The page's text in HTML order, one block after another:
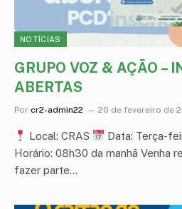
NOTÍCIAS
GRUPO VOZ & AÇÃO –
ABERTAS
Por cr2-admin22 20 de fevereiro de
Local: CRAS
Data: Terça-
Horário: 08h30 da manhã Venha
fazer parte…